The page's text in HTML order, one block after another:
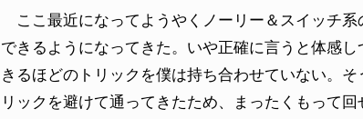
ここ最近になってようやくノーリー＆スイッチ
できるようになってきた。いや正確に言うと体感
きるほどのトリックを僕は持ち合わせていない。
リックを避けて通ってきたため、まったくもって